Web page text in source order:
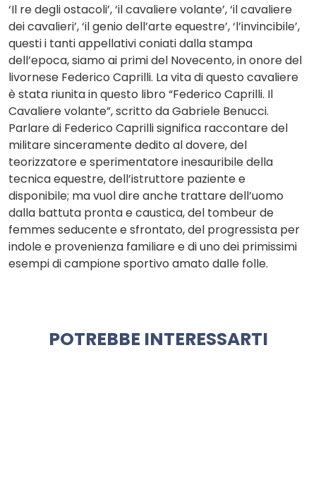
‘Il re degli ostacoli’, ‘il cavaliere volante’, ‘il cavaliere
dei cavalieri’, ‘il genio dell’arte equestre’, ‘l’invincibile’,
questi i tanti appellativi coniati dalla stampa
dell’epoca, siamo ai primi del Novecento, in onore del
livornese Federico Caprilli. La vita di questo cavaliere
è stata riunita in questo libro “Federico Caprilli. Il
Cavaliere volante”, scritto da Gabriele Benucci.
Parlare di Federico Caprilli significa raccontare del
militare sinceramente dedito al dovere, del
teorizzatore e sperimentatore inesauribile della
tecnica equestre, dell’istruttore paziente e
disponibile; ma vuol dire anche trattare dell’uomo
dalla battuta pronta e caustica, del tombeur de
femmes seducente e sfrontato, del progressista per
indole e provenienza familiare e di uno dei primissimi
esempi di campione sportivo amato dalle folle.
POTREBBE INTERESSARTI